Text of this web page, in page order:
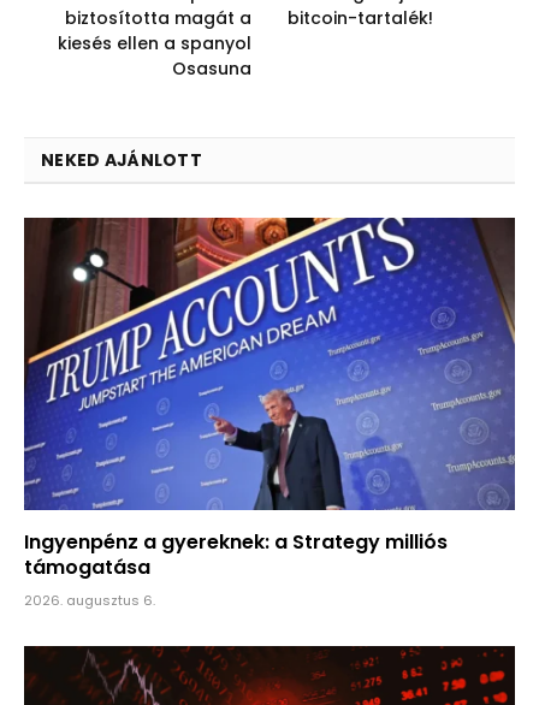
biztosította magát a
kiesés ellen a spanyol
Osasuna
bitcoin-tartalék!
NEKED AJÁNLOTT
Ingyenpénz a gyereknek: a Strategy milliós
támogatása
2026. augusztus 6.